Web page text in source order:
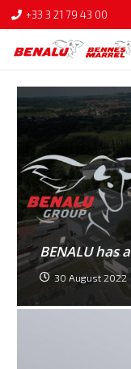
+33 3 21 79 43 00
BENALU has
30 August 2022